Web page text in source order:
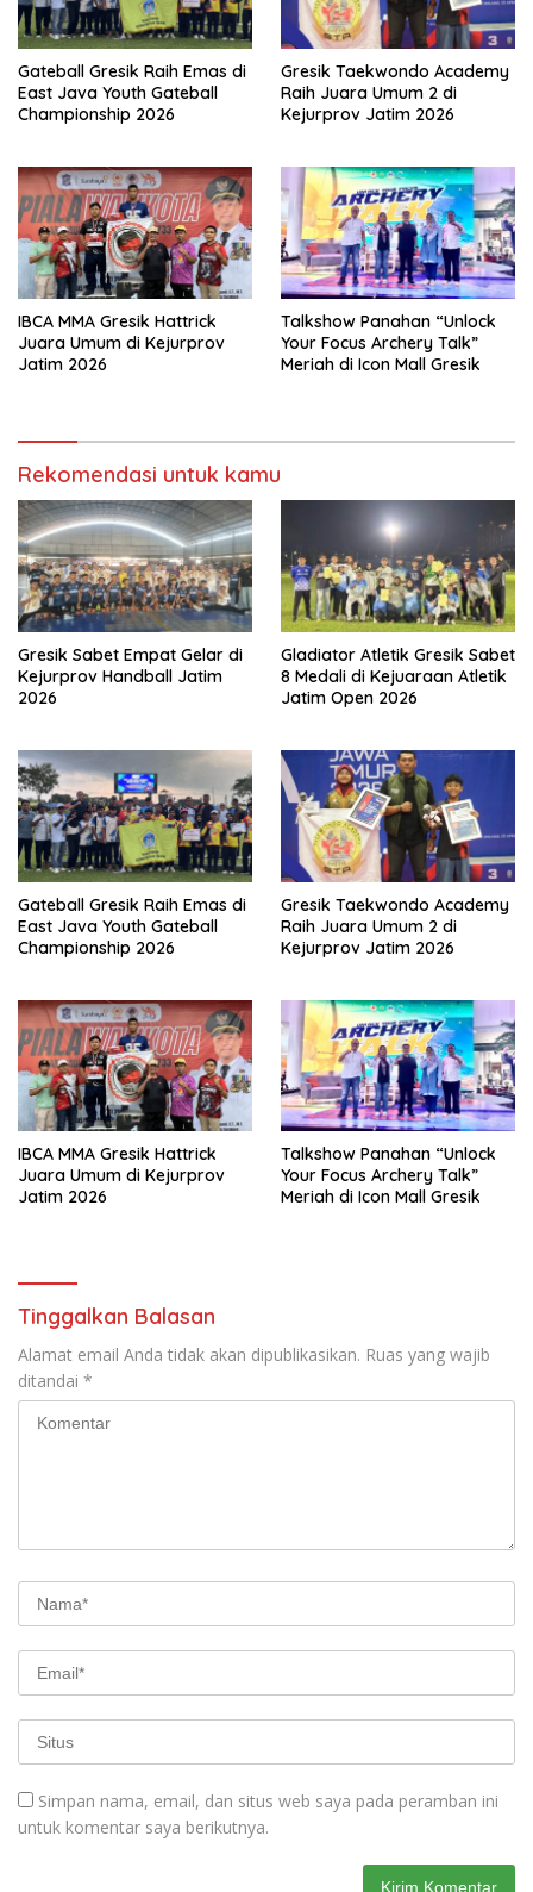
Gateball Gresik Raih Emas di
East Java Youth Gateball
Championship 2026
Gresik Taekwondo Academy
Raih Juara Umum 2 di
Kejurprov Jatim 2026
IBCA MMA Gresik Hattrick
Juara Umum di Kejurprov
Jatim 2026
Talkshow Panahan “Unlock
Your Focus Archery Talk”
Meriah di Icon Mall Gresik
Rekomendasi untuk kamu
Gresik Sabet Empat Gelar di
Kejurprov Handball Jatim
2026
Gladiator Atletik Gresik Sabet
8 Medali di Kejuaraan Atletik
Jatim Open 2026
Gateball Gresik Raih Emas di
East Java Youth Gateball
Championship 2026
Gresik Taekwondo Academy
Raih Juara Umum 2 di
Kejurprov Jatim 2026
IBCA MMA Gresik Hattrick
Juara Umum di Kejurprov
Jatim 2026
Talkshow Panahan “Unlock
Your Focus Archery Talk”
Meriah di Icon Mall Gresik
Tinggalkan Balasan
Alamat email Anda tidak akan dipublikasikan. Ruas yang wajib
ditandai *
Simpan nama, email, dan situs web saya pada peramban ini
untuk komentar saya berikutnya.